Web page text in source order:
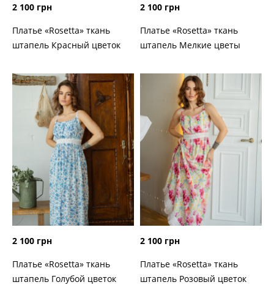
2 100 грн
Платье «Rosetta» ткань
штапель Красный цветок
2 100 грн
Платье «Rosetta» ткань
штапель Мелкие цветы
2 100 грн
Платье «Rosetta» ткань
штапель Голубой цветок
2 100 грн
Платье «Rosetta» ткань
штапель Розовый цветок